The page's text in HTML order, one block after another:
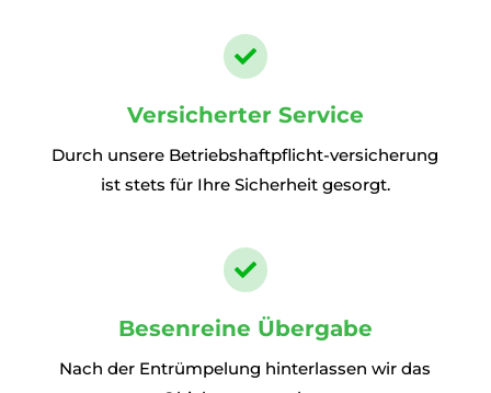

Versicherter Service
Durch unsere Betriebshaftpflicht-versicherung
ist stets für Ihre Sicherheit gesorgt.

Besenreine Übergabe
Nach der Entrümpelung hinterlassen wir das